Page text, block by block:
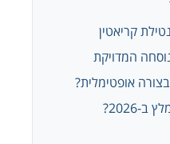
קריאטין
המדויקת
אופטימלית?
2026?